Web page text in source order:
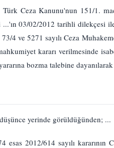
Ceza Kanunu'nun 151/1.
03/02/2012 tarihli dilekçesi
4 ve 5271 sayılı Ceza
kararı verilmesinde
bozma talebine
yerinde görüldüğünden; ...
2012/614 sayılı kararının